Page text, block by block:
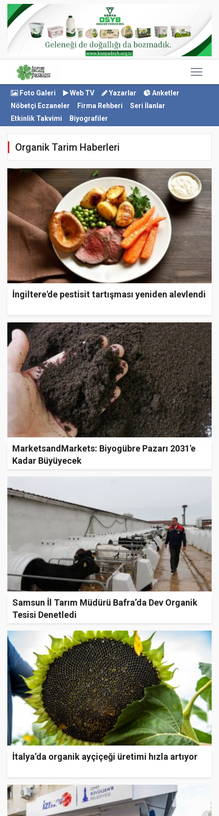
Foto Galeri Web TV Yazarlar
Anketler
Nöbetçi Eczaneler
Firma Rehberi
Seri İlanlar
Etkinlik Takvimi
Biyografiler
Organik Tarim Haberleri
İngiltere'de pestisit tartışması yeniden alevlendi
MarketsandMarkets: Biyogübre Pazarı 2031'e
Kadar Büyüyecek
Samsun İl Tarım Müdürü Bafra’da Dev Organik
Tesisi Denetledi
İtalya’da organik ayçiçeği üretimi hızla artıyor